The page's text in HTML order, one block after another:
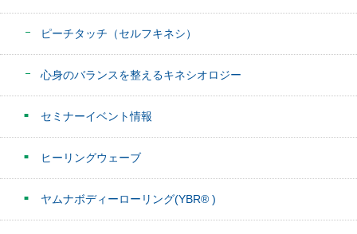
ピーチタッチ（セルフキネシ）
心身のバランスを整えるキネシオロジー
セミナーイベント情報
ヒーリングウェーブ
ヤムナボディーローリング(YBR® )